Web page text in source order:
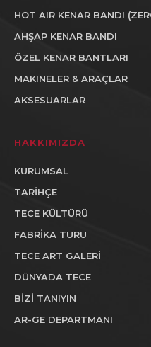
HOT AIR KENAR BANDI
AHŞAP KENAR BANDI
ÖZEL KENAR BANTLARI
MAKINELER & ARAÇLAR
AKSESUARLAR
HAKKIMIZDA
KURUMSAL
TARİHÇE
TECE KÜLTÜRÜ
FABRİKA TURU
TECE ART GALERİ
DÜNYADA TECE
BİZİ TANIYIN
AR-GE DEPARTMANI